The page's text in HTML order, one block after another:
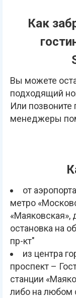
Как
Вы можете
подходящий
Или
менеджеры
от
метро
«Маяковская»,
остановка на
пр-кт"
из центра
проспект –
станции
либо на любом